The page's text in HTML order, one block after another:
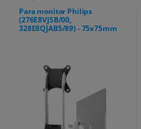
Para monitor Philips
(276E8VJSB/00,
328E8QJAB5/89) - 75x75mm